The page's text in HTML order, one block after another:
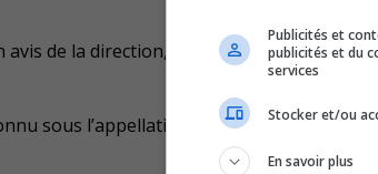
de la direction, pour qu’ils aient une
sous l’appellation « blackout challenge
Publicités et
publicités et du
services
Stocker et/ou
En savoir plus